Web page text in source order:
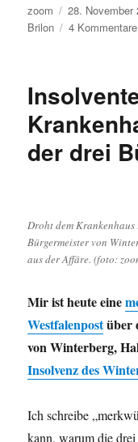
Autor
zoom
Veröffentlicht
am
28. November
Brilon
4 Kommentare
der drei
Droht dem
Bürgermeister von
aus der Affäre. (foto:
Mir ist heute eine
Westfalenpostüber
von Winterberg,
Insolvenz des
Ich schreibe
kann, warum die